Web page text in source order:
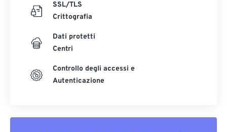
SSL/TLS
Crittografia
Dati protetti
Centri
Controllo degli accessi e
Autenticazione